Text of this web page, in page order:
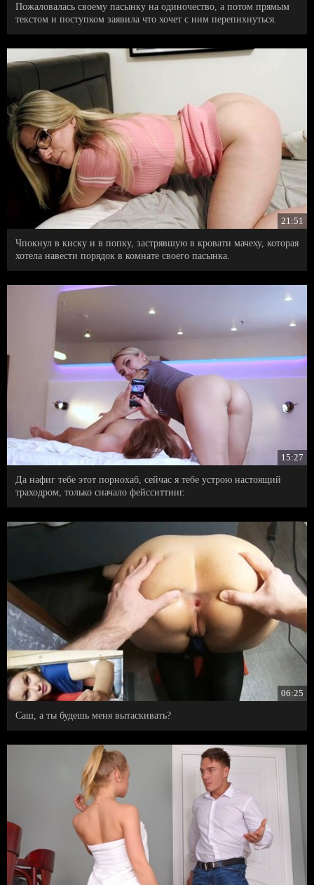
Пожаловалась своему пасынку на одиночество, а потом прямым
текстом и поступком заявила что хочет с ним перепихнуться.
21:51
Чпокнул в киску и в попку, застрявшую в кровати мачеху, которая
хотела навести порядок в комнате своего пасынка.
15:27
Да нафиг тебе этот порнохаб, сейчас я тебе устрою настоящий
траходром, только сначало фейсситтинг.
06:25
Саш, а ты будешь меня вытаскивать?